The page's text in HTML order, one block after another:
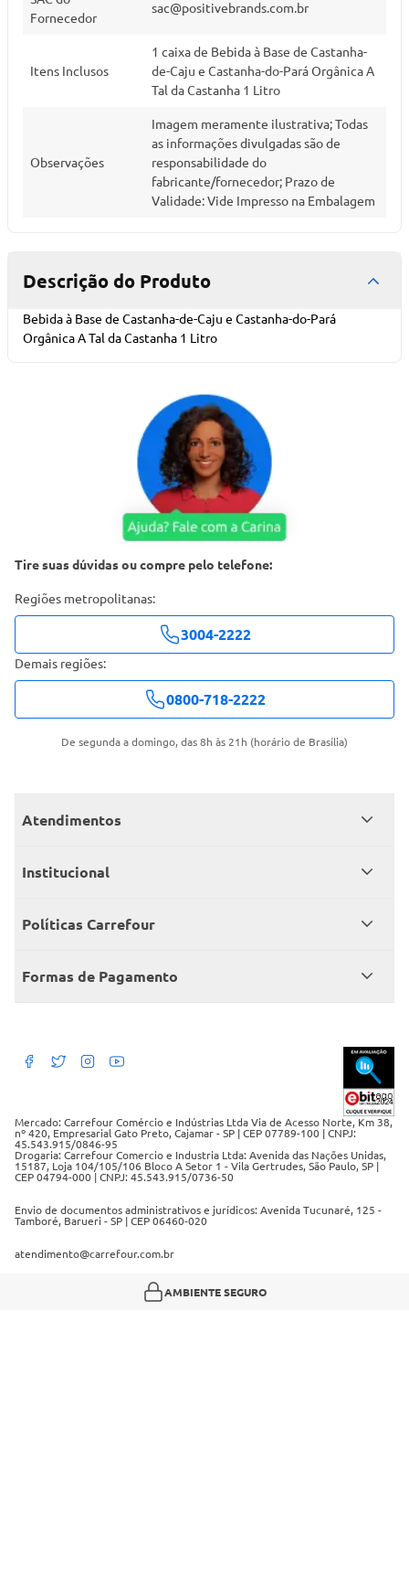
Fornecedor
sac@positivebrands.com.br
Itens Inclusos
1 caixa de Bebida à Base de Castanha-
de-Caju e Castanha-do-Pará Orgânica A
Tal da Castanha 1 Litro
Observações
Imagem meramente ilustrativa; Todas
as informações divulgadas são de
responsabilidade do
fabricante/fornecedor; Prazo de
Validade: Vide Impresso na Embalagem
Descrição do Produto
Bebida à Base de Castanha-de-Caju e Castanha-do-Pará
Orgânica A Tal da Castanha 1 Litro
Tire suas dúvidas ou compre pelo telefone:
Regiões metropolitanas:
3004-2222
Demais regiões:
0800-718-2222
De segunda a domingo, das 8h às 21h (horário de Brasília)
Atendimentos
Meus pedidos
Consumidor.gov
Institucional
Grupo Carrefour Brasil
Produtos Carrefour
Políticas Carrefour
Políticas de entregas
Políticas de trocas e devoluções
Formas de Pagamento
Débito Bancário
Mercado: Carrefour Comércio e Indústrias Ltda Via de Acesso Norte, Km 38,
nº 420, Empresarial Gato Preto, Cajamar - SP | CEP 07789-100 | CNPJ:
45.543.915/0846-95
Drogaria: Carrefour Comercio e Industria Ltda: Avenida das Nações Unidas,
15187, Loja 104/105/106 Bloco A Setor 1 - Vila Gertrudes, São Paulo, SP |
CEP 04794-000 | CNPJ: 45.543.915/0736-50
Envio de documentos administrativos e jurídicos: Avenida Tucunaré, 125 -
Tamboré, Barueri - SP | CEP 06460-020
atendimento@carrefour.com.br
AMBIENTE SEGURO